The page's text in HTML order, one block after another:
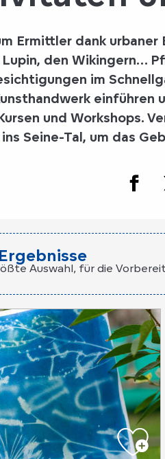
Ermittler dank urbaner
Lupin, den Wikingern…
im
einführen
und Workshops.
Seine-Tal, um das
Ergebnisse
Auswahl, für die